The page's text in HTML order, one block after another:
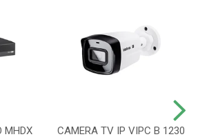
MHDX
CAMERA TV IP VIPC B 1230